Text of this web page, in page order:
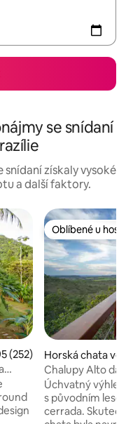
se snídaní
získaly vysoké
a další faktory.
hodnocení 4,95 z 5,
(252)
Oblíbené u hostů
Oblíbené u hostů
Horská chata ve
Chalupy Alto da
soukromí
Úchvatný výhled
s původním
cerrada.